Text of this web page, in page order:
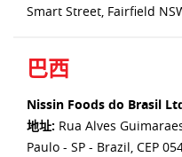
Smart Street, Fairfield
巴西
Nissin Foods do Brasil
地址: Rua Alves
Paulo - SP - Brazil, CEP